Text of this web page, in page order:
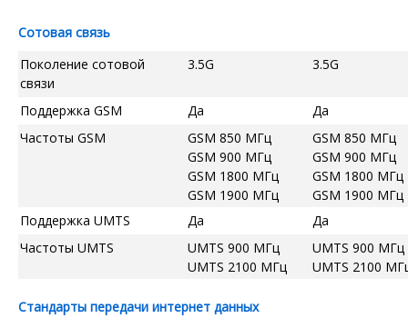
Сотовая связь
Поколение сотовой
связи
3.5G 3.5G
Поддержка GSM Да
Да
Частоты GSM
GSM 850 МГц
GSM 900 МГц
GSM 1800 МГц
GSM 1900 МГц
GSM 850 МГц
GSM 900 МГц
GSM 1800 МГц
GSM 1900 МГц
Поддержка UMTS
Да
Да
Частоты UMTS
UMTS 900 МГц
UMTS 2100 МГц
UMTS 900 МГц
UMTS 2100
Стандарты передачи интернет данных